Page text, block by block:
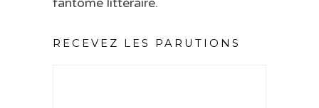
RECEVEZ LES PARUTIONS